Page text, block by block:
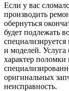
Если у вас
производить
обернуться
будет подлежать
и моделей. Услуга
характер
оригинальных
неисправность.